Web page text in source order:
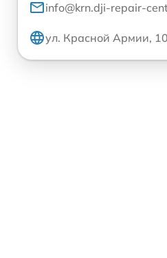
info@krn.dji-repair-
ул. Красной Армии, 10